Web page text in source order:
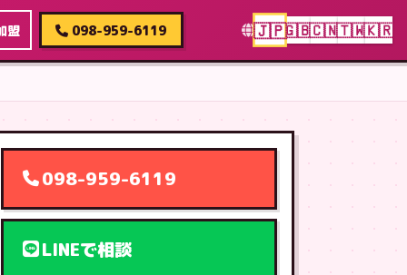
盟 098-959-6119 🇯🇵🇬🇧🇨🇳🇹🇼🇰🇷
098-959-6119
LINEで相談